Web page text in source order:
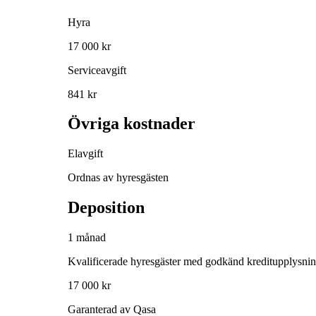
Hyra
17 000 kr
Serviceavgift
841 kr
Övriga kostnader
Elavgift
Ordnas av hyresgästen
Deposition
1 månad
Kvalificerade hyresgäster med godkänd
17 000 kr
Garanterad av Qasa